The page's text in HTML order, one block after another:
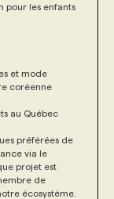
pour les enfants
et mode
coréenne
au Québec
préférées de
via le
projet est
de
écosystème.